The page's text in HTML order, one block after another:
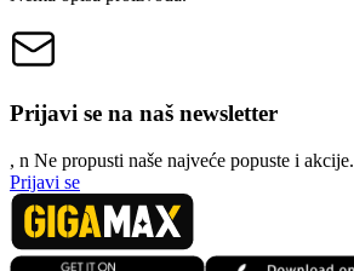
Prijavi se na naš newsletter
, n Ne propusti naše najveće popuste i akcije.
Prijavi se